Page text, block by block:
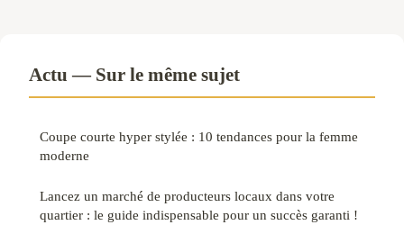
Actu — Sur le même sujet
Coupe courte hyper stylée : 10 tendances pour la femme
moderne
Lancez un marché de producteurs locaux dans votre
quartier : le guide indispensable pour un succès garanti !